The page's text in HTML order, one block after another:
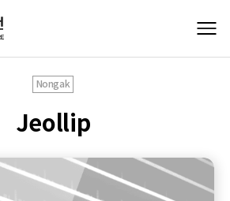
Nongak
Jeollip